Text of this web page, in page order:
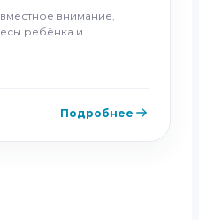
внимание,
ребёнка и
Подробнее